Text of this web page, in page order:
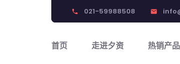
phone 021-59988508 email
首页 走进夕资 热销产品